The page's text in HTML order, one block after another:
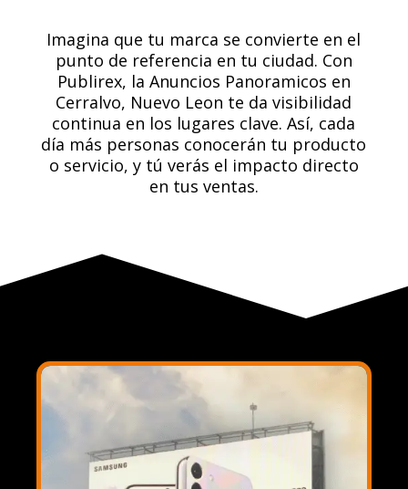
Imagina que tu marca se convierte en el
punto de referencia en tu ciudad. Con
Publirex, la Anuncios Panoramicos en
Cerralvo, Nuevo Leon te da visibilidad
continua en los lugares clave. Así, cada
día más personas conocerán tu producto
o servicio, y tú verás el impacto directo
en tus ventas.